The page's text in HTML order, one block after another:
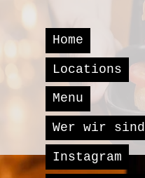
Home
Locations
Menu
Wer wir sind
Instagram